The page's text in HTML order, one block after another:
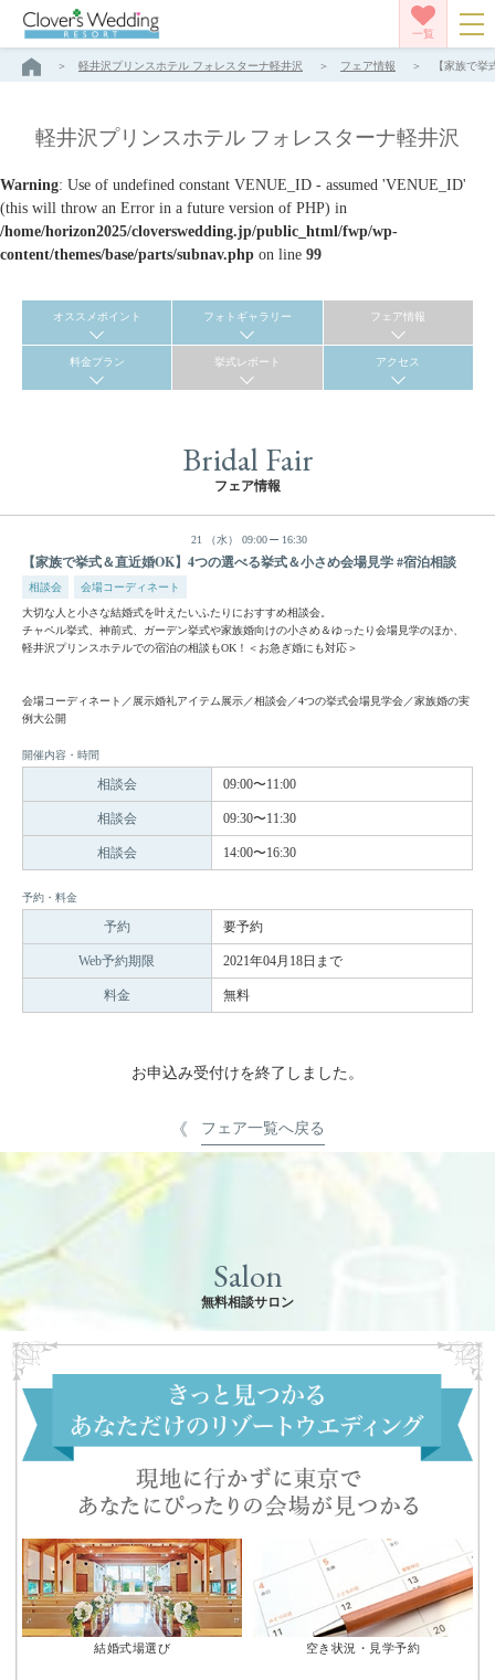
一覧
軽井沢プリンスホテル フォレスターナ軽井沢 フェア情報 【家族で
軽井沢プリンスホテル フォレスターナ軽井沢
Warning: Use of undefined constant VENUE_ID - assumed 'VENUE_ID'
(this will throw an Error in a future version of PHP) in
/home/horizon2025/cloverswedding.jp/public_html/fwp/wp-
content/themes/base/parts/subnav.php on line 99
オススメポイント フォトギャラリー フェア情報
料金プラン 挙式レポート アクセス
Bridal Fair
フェア情報
21 （水） 09:00 16:30
【家族で挙式＆直近婚OK】4つの選べる挙式＆小さめ会場見学 #宿泊相談
相談会 会場コーディネート
大切な人と小さな結婚式を叶えたいふたりにおすすめ相談会。
チャペル挙式、神前式、ガーデン挙式や家族婚向けの小さめ＆ゆったり会場見学のほか、
軽井沢プリンスホテルでの宿泊の相談もOK！＜お急ぎ婚にも対応＞
会場コーディネート／展示婚礼アイテム展示／相談会／4つの挙式会場見学会／家族婚の実
例大公開
開催内容・時間
相談会 09:00〜11:00
相談会 09:30〜11:30
相談会 14:00〜16:30
予約・料金
予約 要予約
Web予約期限 2021年04月18日まで
料金 無料
お申込み受付けを終了しました。
フェア一覧へ戻る
Salon
無料相談サロン
結婚式場選び 空き状況・見学予約